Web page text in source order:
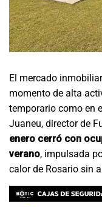
El mercado
momento de alta
temporario como en
Juaneu, director de
enero cerró con
verano, impulsada
calor de Rosario sin